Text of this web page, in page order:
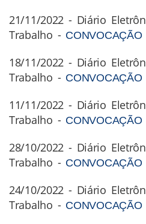
21/11/2022 - Diário
Trabalho - CONVOCAÇÃO
18/11/2022 - Diário
Trabalho - CONVOCAÇÃO
11/11/2022 - Diário
Trabalho - CONVOCAÇÃO
28/10/2022 - Diário
Trabalho - CONVOCAÇÃO
24/10/2022 - Diário
Trabalho - CONVOCAÇÃO